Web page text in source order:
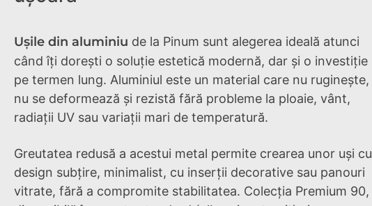
Ușile din aluminiu de la Pinum sunt alegerea ideală atunci
când îți dorești o soluție estetică modernă, dar și o investiție
pe termen lung. Aluminiul este un material care nu ruginește,
nu se deformează și rezistă fără probleme la ploaie, vânt,
radiații UV sau variații mari de temperatură.
Greutatea redusă a acestui metal permite crearea unor uși cu
design subțire, minimalist, cu inserții decorative sau panouri
vitrate, fără a compromite stabilitatea. Colecția Premium 90,